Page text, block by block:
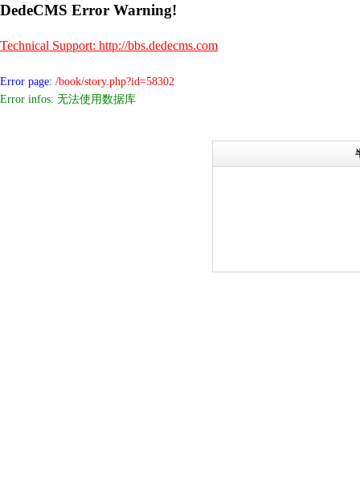
DedeCMS Error Warning!
Technical Support: http://bbs.dedecms.com
Error page: /book/story.php?id=58302
Error infos: 无法使用数据库